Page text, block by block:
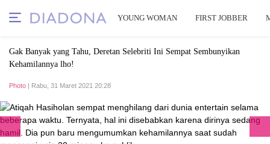
YOUNG WOMAN FIRST JOBBER
Gak Banyak yang Tahu, Deretan Selebriti Ini Sempat Sembunyikan
Kehamilannya lho!
Photo | Rabu, 31 Maret 2021 20:28